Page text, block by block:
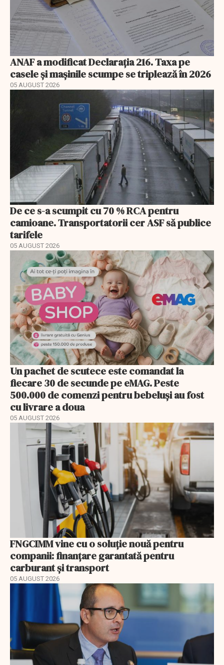
ANAF a modificat Declarația 216. Taxa pe
casele și mașinile scumpe se triplează în 2026
05 AUGUST 2026
De ce s-a scumpit cu 70 % RCA pentru
camioane. Transportatorii cer ASF să publice
tarifele
05 AUGUST 2026
Un pachet de scutece este comandat la
fiecare 30 de secunde pe eMAG. Peste
500.000 de comenzi pentru bebeluși au fost
cu livrare a doua
05 AUGUST 2026
FNGCIMM vine cu o soluție nouă pentru
companii: finanțare garantată pentru
carburant și transport
05 AUGUST 2026